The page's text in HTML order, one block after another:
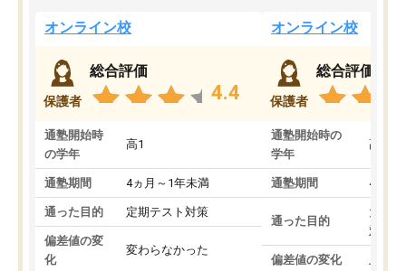
オンライン校
保護者
総合評価
4.4
通塾開始時
の学年
高1
通塾期間 4ヵ月～1年未満
通った目的 定期テスト対策
偏差値の変
化
変わらなかった
オンライン校
保護者
総合評価
通塾開始時の
学年
高3
通塾期間 4ヵ月
通った目的
大学
対策
偏差値の変化